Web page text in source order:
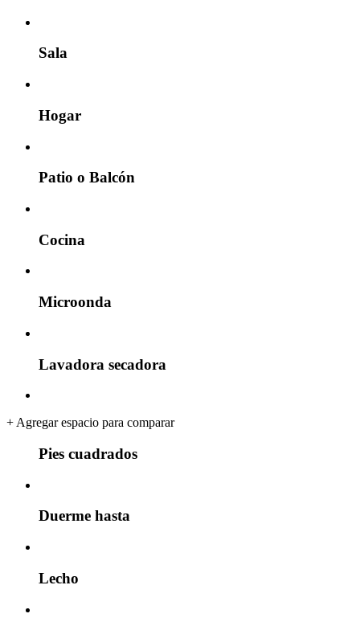
Sala
Hogar
Patio o Balcón
Cocina
Microonda
Lavadora secadora
+ Agregar espacio para comparar
Pies cuadrados
Duerme hasta
Lecho